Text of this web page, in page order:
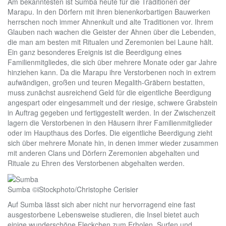
Marapu. In den Dörfern mit ihren bienenkorbartigen Bauwerken
herrschen noch immer Ahnenkult und alte Traditionen vor. Ihrem
Glauben nach wachen die Geister der Ahnen über die Lebenden,
die man am besten mit Ritualen und Zeremonien bei Laune hält.
Ein ganz besonderes Ereignis ist die Beerdigung eines
Familienmitgliedes, die sich über mehrere Monate oder gar Jahre
hinziehen kann. Da die Marapu ihre Verstorbenen noch in extrem
aufwändigen, großen und teuren Megalith-Gräbern bestatten,
muss zunächst ausreichend Geld für die eigentliche Beerdigung
angespart oder eingesammelt und der riesige, schwere Grabstein
in Auftrag gegeben und fertiggestellt werden. In der Zwischenzeit
lagern die Verstorbenen in den Häusern ihrer Familienmitglieder
oder im Haupthaus des Dorfes. Die eigentliche Beerdigung zieht
sich über mehrere Monate hin, in denen immer wieder zusammen
mit anderen Clans und Dörfern Zeremonien abgehalten und
Rituale zu Ehren des Verstorbenen abgehalten werden.
Sumba ©iStockphoto/Christophe Cerisier
Auf Sumba lässt sich aber nicht nur hervorragend eine fast
ausgestorbene Lebensweise studieren, die Insel bietet auch